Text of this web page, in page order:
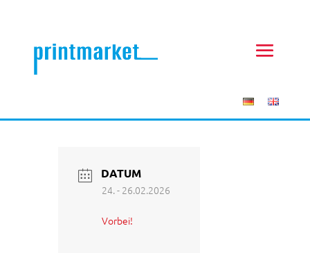
DATUM
24. - 26.02.2026
Vorbei!